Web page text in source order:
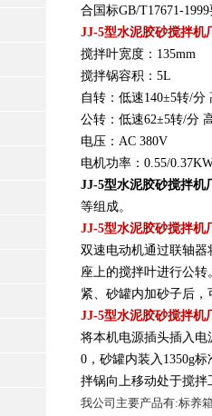
合国标GB/T17671-
JJ-5型水泥胶砂搅拌机
搅拌叶宽度：135mm
搅拌锅容积：5L
自转：低速140±5转/分
公转：低速62±5转/分
电压：AC 380V
电机功率：0.55/
JJ-5型水泥胶砂搅拌机
等组成。
JJ-5型水泥胶砂搅拌机
双速电动机通过联轴
座上的搅拌叶进行公
紧、砂罐内加砂子后
JJ-5型水泥胶砂搅拌机
将本机电源插头插入
0，砂罐内装入1350g
拌锅向上移动处于搅拌
我公司主要产品有:标养